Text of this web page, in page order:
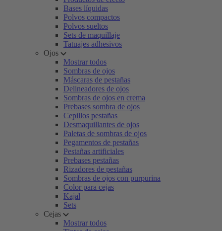
Bases líquidas
Polvos compactos
Polvos sueltos
Sets de maquillaje
Tatuajes adhesivos
Ojos
Mostrar todos
Sombras de ojos
Máscaras de pestañas
Delineadores de ojos
Sombras de ojos en crema
Prebases sombra de ojos
Cepillos pestañas
Desmaquillantes de ojos
Paletas de sombras de ojos
Pegamentos de pestañas
Pestañas artificiales
Prebases pestañas
Rizadores de pestañas
Sombras de ojos con purpurina
Color para cejas
Kajal
Sets
Cejas
Mostrar todos